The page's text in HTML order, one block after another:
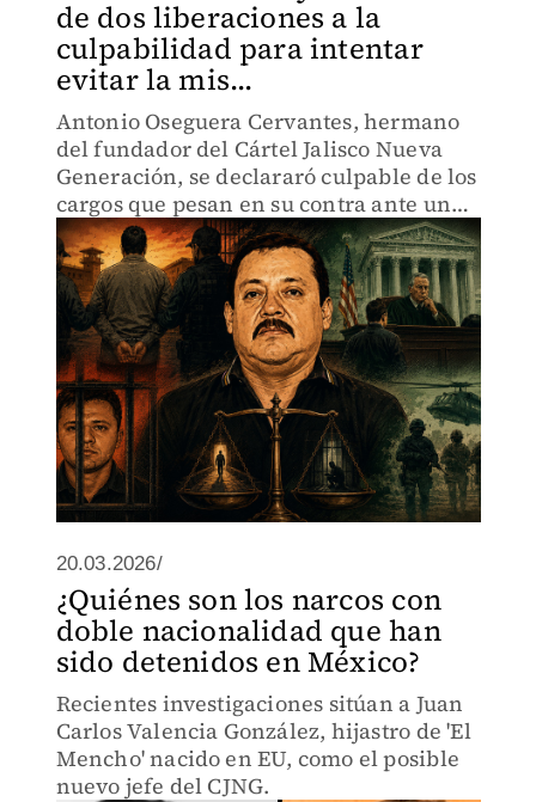
de dos liberaciones a la
culpabilidad para intentar
evitar la mis...
Antonio Oseguera Cervantes, hermano
del fundador del Cártel Jalisco Nueva
Generación, se declararó culpable de los
cargos que pesan en su contra ante una
corte federal del Distrito de Columbia.
20.03.2026/
¿Quiénes son los narcos con
doble nacionalidad que han
sido detenidos en México?
Recientes investigaciones sitúan a Juan
Carlos Valencia González, hijastro de 'El
Mencho' nacido en EU, como el posible
nuevo jefe del CJNG.